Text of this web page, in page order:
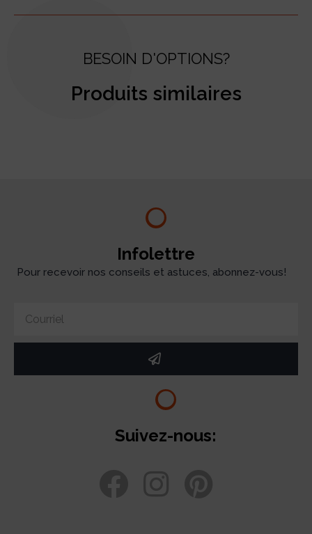
BESOIN D'OPTIONS?
Produits similaires
Infolettre
Pour recevoir nos conseils et astuces, abonnez-vous!
Suivez-nous: